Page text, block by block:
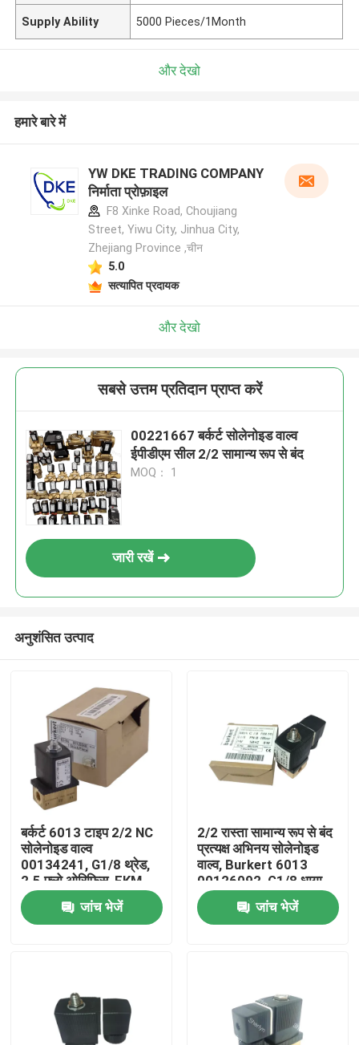
Supply Ability 5000 Pieces/1Month
और देखो
हमारे बारे में
YW DKE TRADING COMPANY
निर्माता प्रोफ़ाइल
F8 Xinke Road, Choujiang
Street, Yiwu City, Jinhua City,
Zhejiang Province ,चीन
5.0
सत्यापित प्रदायक
और देखो
सबसे उत्तम प्रतिदान प्राप्त करें
00221667 बर्कर्ट सोलेनोइड वाल्व
ईपीडीएम सील 2/2 सामान्य रूप से बंद
MOQ： 1
जारी रखें
अनुशंसित उत्पाद
बर्कर्ट 6013 टाइप 2/2 NC
सोलेनोइड वाल्व
00134241, G1/8 थ्रेड,
2.5 फ्लो ओरिफिस, FKM
डायाफ्राम, पीतल हाउसिंग,
24V AC, कार्यकारी दबाव
0~16bar
जांच भेजें
2/2 रास्ता सामान्य रूप से बंद
प्रत्यक्ष अभिनय सोलेनोइड
वाल्व, Burkert 6013
00126092, G1/8 धागा,
3.0 मिमी ओरिफिस, पीतल
शरीर, FKM सील, 24VAC
8W, 0-10bar
जांच भेजें